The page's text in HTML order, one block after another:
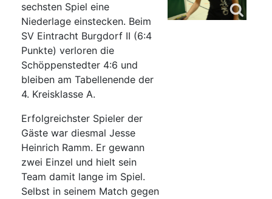
sechsten Spiel eine
Niederlage einstecken. Beim
SV Eintracht Burgdorf II (6:4
Punkte) verloren die
Schöppenstedter 4:6 und
bleiben am Tabellenende der
4. Kreisklasse A.
Erfolgreichster Spieler der
Gäste war diesmal Jesse
Heinrich Ramm. Er gewann
zwei Einzel und hielt sein
Team damit lange im Spiel.
Selbst in seinem Match gegen